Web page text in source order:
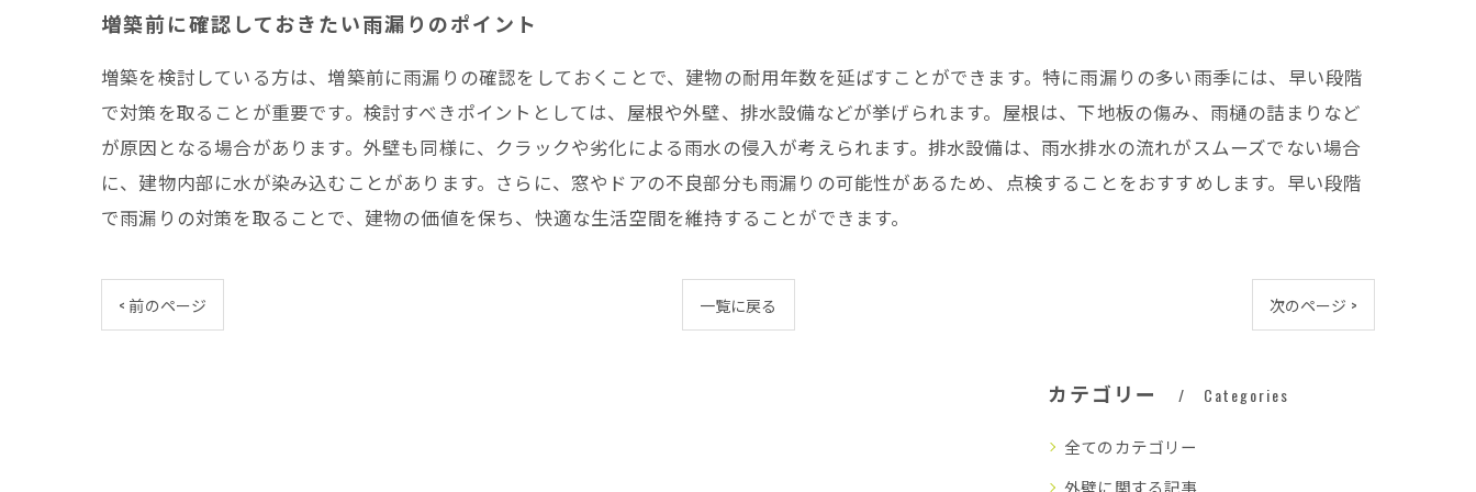
増築前に確認しておきたい雨漏りのポイント
増築を検討している方は、増築前に雨漏りの確認をしておくことで、建物の耐用年数を延ばすことができます。特に雨漏りの多い雨季には、早い段階
で対策を取ることが重要です。検討すべきポイントとしては、屋根や外壁、排水設備などが挙げられます。屋根は、下地板の傷み、雨樋の詰まりなど
が原因となる場合があります。外壁も同様に、クラックや劣化による雨水の侵入が考えられます。排水設備は、雨水排水の流れがスムーズでない場合
に、建物内部に水が染み込むことがあります。さらに、窓やドアの不良部分も雨漏りの可能性があるため、点検することをおすすめします。早い段階
で雨漏りの対策を取ることで、建物の価値を保ち、快適な生活空間を維持することができます。
< 前のページ 一覧に戻る 次のページ >
カテゴリー Categories
全てのカテゴリー
外壁に関する記事